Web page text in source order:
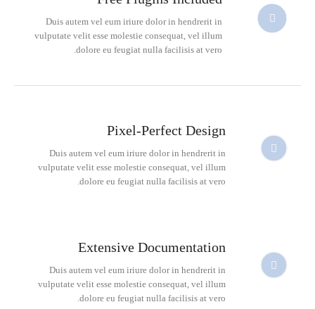
Duis autem vel eum iriure dolor in hendrerit in
vulputate velit esse molestie consequat, vel illum
dolore eu feugiat nulla facilisis at vero.
Pixel-Perfect Design
Duis autem vel eum iriure dolor in hendrerit in
vulputate velit esse molestie consequat, vel illum
dolore eu feugiat nulla facilisis at vero.
Extensive Documentation
Duis autem vel eum iriure dolor in hendrerit in
vulputate velit esse molestie consequat, vel illum
dolore eu feugiat nulla facilisis at vero.